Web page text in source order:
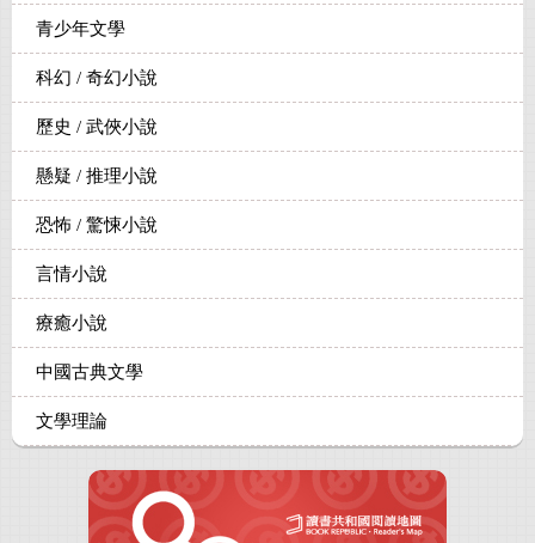
青少年文學
科幻 / 奇幻小說
歷史 / 武俠小說
懸疑 / 推理小說
恐怖 / 驚悚小說
言情小說
療癒小說
中國古典文學
文學理論